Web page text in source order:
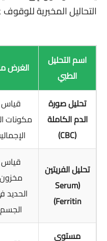
التحاليل المخبرية
اسم التحليل
الطبي
الغرض
تحليل صورة
الدم الكاملة
(CBC)
قياس
مكونات
تحليل الفريتين
(Serum
Ferritin)
قياس
مخزون
الحديد
الجسم
مستوى